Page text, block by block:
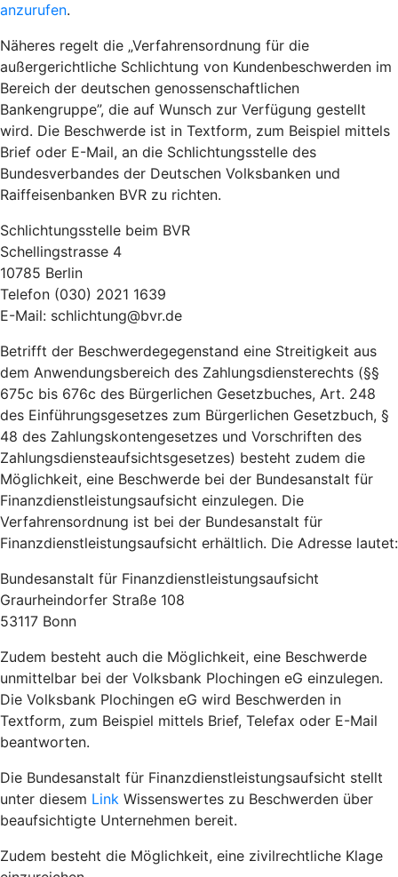
anzurufen.
Näheres regelt die „Verfahrensordnung für die
außergerichtliche Schlichtung von Kundenbeschwerden im
Bereich der deutschen genossenschaftlichen
Bankengruppe”, die auf Wunsch zur Verfügung gestellt
wird. Die Beschwerde ist in Textform, zum Beispiel mittels
Brief oder E-Mail, an die Schlichtungsstelle des
Bundesverbandes der Deutschen Volksbanken und
Raiffeisenbanken BVR zu richten.
Schlichtungsstelle beim BVR
Schellingstrasse 4
10785 Berlin
Telefon (030) 2021 1639
E-Mail: schlichtung@bvr.de
Betrifft der Beschwerdegegenstand eine Streitigkeit aus
dem Anwendungsbereich des Zahlungsdiensterechts (§§
675c bis 676c des Bürgerlichen Gesetzbuches, Art. 248
des Einführungsgesetzes zum Bürgerlichen Gesetzbuch, §
48 des Zahlungskontengesetzes und Vorschriften des
Zahlungsdiensteaufsichtsgesetzes) besteht zudem die
Möglichkeit, eine Beschwerde bei der Bundesanstalt für
Finanzdienstleistungsaufsicht einzulegen. Die
Verfahrensordnung ist bei der Bundesanstalt für
Finanzdienstleistungsaufsicht erhältlich. Die Adresse lautet:
Bundesanstalt für Finanzdienstleistungsaufsicht
Graurheindorfer Straße 108
53117 Bonn
Zudem besteht auch die Möglichkeit, eine Beschwerde
unmittelbar bei der Volksbank Plochingen eG einzulegen.
Die Volksbank Plochingen eG wird Beschwerden in
Textform, zum Beispiel mittels Brief, Telefax oder E-Mail
beantworten.
Die Bundesanstalt für Finanzdienstleistungsaufsicht stellt
unter diesem Link Wissenswertes zu Beschwerden über
beaufsichtigte Unternehmen bereit.
Zudem besteht die Möglichkeit, eine zivilrechtliche Klage